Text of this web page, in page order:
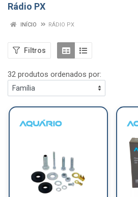
Rádio PX
INÍCIO RÁDIO PX
Filtros
32 produtos ordenados por: